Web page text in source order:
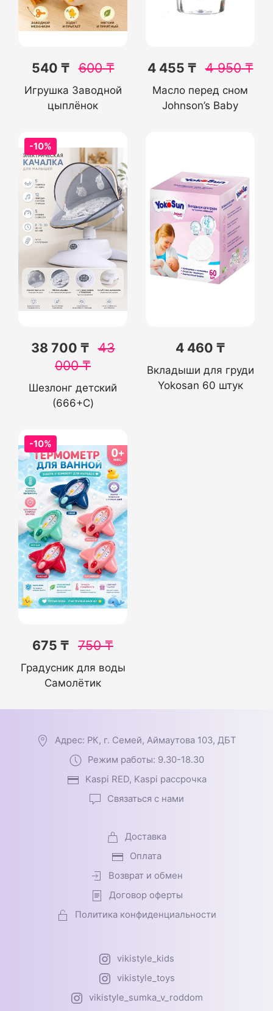
540 ₸ 600₸
Игрушка Заводной
цыплёнок
4 455 ₸ 4 950₸
Масло перед сном
Johnson’s Baby
-10%
38 700 ₸ 43
000₸
Шезлонг детский
(666+C)
4 460 ₸
Вкладыши для груди
Yokosan 60 штук
-10%
675 ₸ 750₸
Градусник для воды
Самолётик
Адрес: РК, г. Семей, Аймаутова 103, ДБТ
Режим работы: 9.30-18.30
Kaspi RED, Kaspi рассрочка
Связаться с нами
Доставка
Оплата
Возврат и обмен
Договор оферты
Политика конфиденциальности
vikistyle_kids
vikistyle_toys
vikistyle_sumka_v_roddom